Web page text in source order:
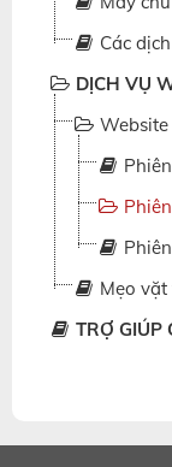
Các
DỊCH VỤ
Mẹo
TRỢ GIÚP